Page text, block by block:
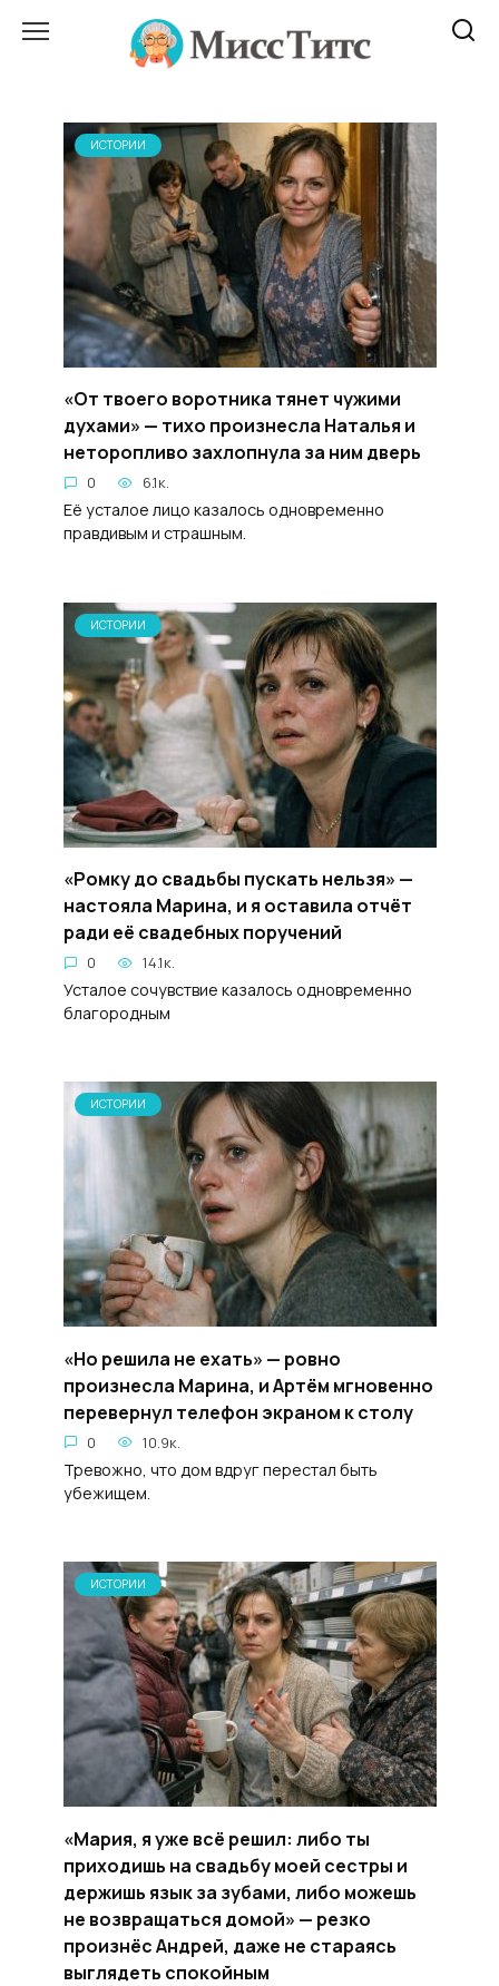
ИСТОРИИ
«От твоего воротника тянет чужими
духами» — тихо произнесла Наталья и
неторопливо захлопнула за ним дверь
0 6.1к.
Её усталое лицо казалось одновременно
правдивым и страшным.
ИСТОРИИ
«Ромку до свадьбы пускать нельзя» —
настояла Марина, и я оставила отчёт
ради её свадебных поручений
0 14.1к.
Усталое сочувствие казалось одновременно
благородным
ИСТОРИИ
«Но решила не ехать» — ровно
произнесла Марина, и Артём мгновенно
перевернул телефон экраном к столу
0 10.9к.
Тревожно, что дом вдруг перестал быть
убежищем.
ИСТОРИИ
«Мария, я уже всё решил: либо ты
приходишь на свадьбу моей сестры и
держишь язык за зубами, либо можешь
не возвращаться домой» — резко
произнёс Андрей, даже не стараясь
выглядеть спокойным